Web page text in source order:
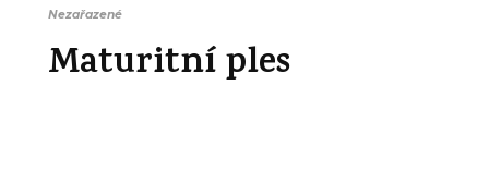
Nezařazené
Maturitní ples